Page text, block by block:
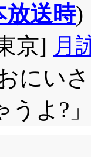
放送時)
京] 月
おに
うよ?